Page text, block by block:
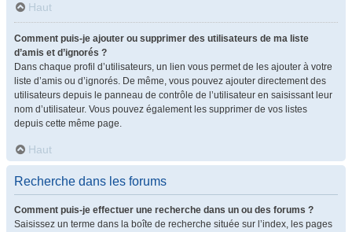
Haut
Comment puis-je ajouter ou supprimer des utilisateurs de ma liste
d’amis et d’ignorés ?
Dans chaque profil d’utilisateurs, un lien vous permet de les ajouter à votre
liste d’amis ou d’ignorés. De même, vous pouvez ajouter directement des
utilisateurs depuis le panneau de contrôle de l’utilisateur en saisissant leur
nom d’utilisateur. Vous pouvez également les supprimer de vos listes
depuis cette même page.
Haut
Recherche dans les forums
Comment puis-je effectuer une recherche dans un ou des forums ?
Saisissez un terme dans la boîte de recherche située sur l’index, les pages